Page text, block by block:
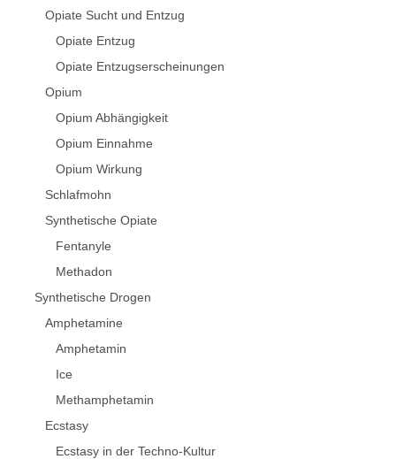
Opiate Sucht und Entzug
Opiate Entzug
Opiate Entzugserscheinungen
Opium
Opium Abhängigkeit
Opium Einnahme
Opium Wirkung
Schlafmohn
Synthetische Opiate
Fentanyle
Methadon
Synthetische Drogen
Amphetamine
Amphetamin
Ice
Methamphetamin
Ecstasy
Ecstasy in der Techno-Kultur